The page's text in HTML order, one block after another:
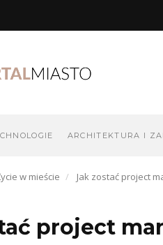
ARCHITEKTURA I
w mieście Jak zostać project
project